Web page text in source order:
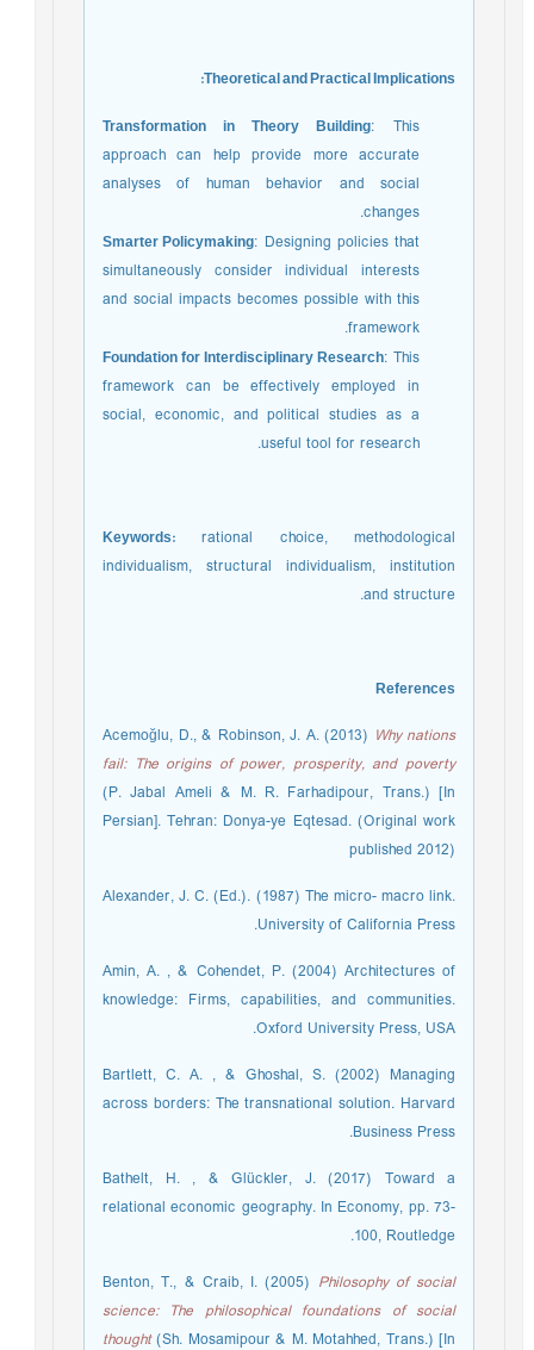
Theoretical and Practical Implications:
Transformation in Theory Building : This
approach can help provide more accurate
analyses of human behavior and social
changes.
Smarter Policymaking : Designing policies that
simultaneously consider individual interests
and social impacts becomes possible with this
framework.
Foundation for Interdisciplinary Research : This
framework can be effectively employed in
social, economic, and political studies as a
useful tool for research.
Keywords:
rational choice, methodological
individualism, structural individualism, institution
and structure.
References
Acemoğlu, D., & Robinson, J. A. (2013)Why nations
fail: The origins of power, prosperity, and poverty
(P. Jabal Ameli & M. R. Farhadipour, Trans.) [In
Persian]. Tehran: Donya-ye Eqtesad. (Original work
published 2012)
Alexander, J. C. (Ed.). (1987) The micro- macro link.
University of California Press. ‏
Amin, A. , & Cohendet, P. (2004) Architectures of
knowledge: Firms, capabilities, and communities.
Oxford University Press, USA. ‏
Bartlett, C. A. , & Ghoshal, S. (2002) Managing
across borders: The transnational solution. Harvard
Business Press. ‏
Bathelt, H. , & Glückler, J. (2017) Toward a
relational economic geography. In Economy, pp. 73-
100, Routledge. ‏
Benton, T., & Craib, I. (2005)Philosophy of social
science: The philosophical foundations of social
thought(Sh. Mosamipour & M. Motahhed, Trans.) [In